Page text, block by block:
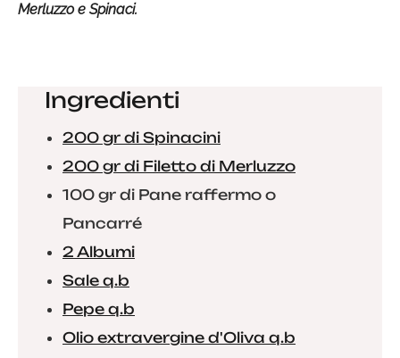
Merluzzo e Spinaci.
Ingredienti
200 gr di Spinacini
200 gr di Filetto di Merluzzo
100 gr di Pane raffermo o
Pancarré
2 Albumi
Sale q.b
Pepe q.b
Olio extravergine d'Oliva q.b